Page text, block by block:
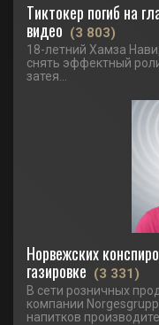
Тиктокер погиб на
видео (3 803)
18-летний Хамза
снять эффектный
затея...
Норвежских
газировке (3 331)
В сети розничных
компании
напитков